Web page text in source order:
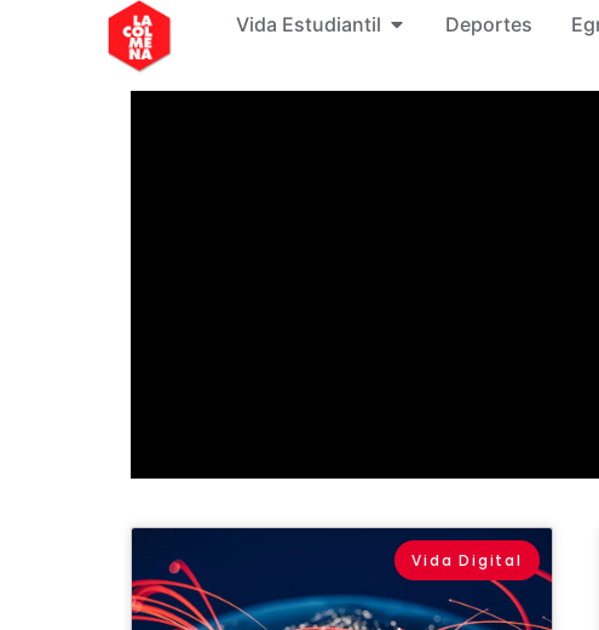
Vida Estudiantil Deportes
Vida Digital